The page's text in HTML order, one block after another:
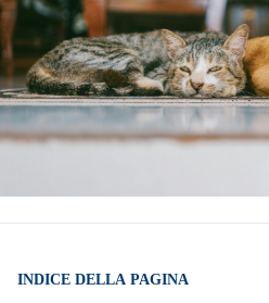
INDICE DELLA PAGINA